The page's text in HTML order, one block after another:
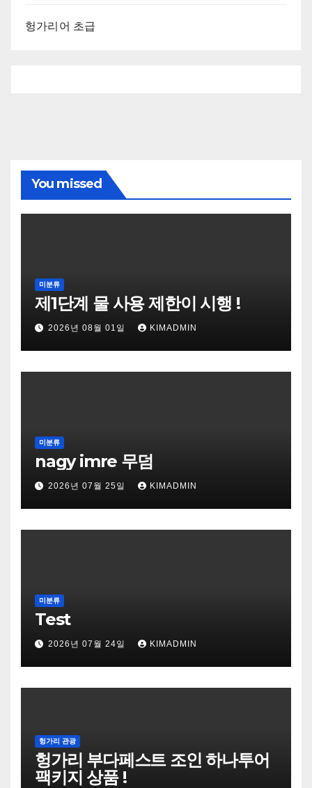
헝가리어 초급
You missed
미분류
제1단계 물 사용 제한이 시행 !
2026년 08월 01일 KIMADMIN
미분류
nagy imre 무덤
2026년 07월 25일 KIMADMIN
미분류
Test
2026년 07월 24일 KIMADMIN
헝가리 관광
헝가리 부다페스트 조인 하나투어
팩키지 상품 !